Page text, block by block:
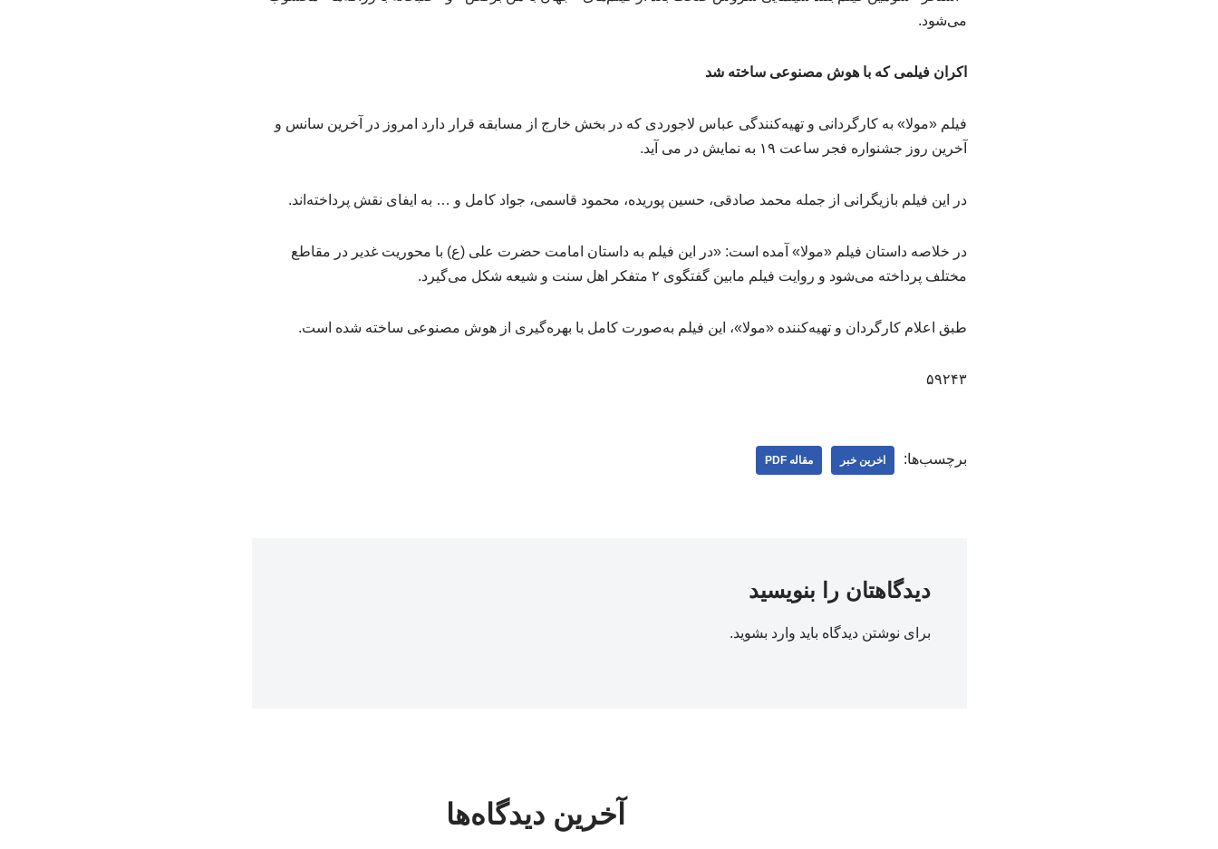
می‌شود.
اکران فیلمی که با هوش مصنوعی ساخته شد
فیلم «مولا» به کارگردانی و تهیه‌کنندگی عباس لاجوردی که در بخش خارج از مسابقه قرار دارد امروز در آخرین سانس و
آخرین روز جشنواره فجر ساعت ۱۹ به نمایش در می آید.
در این فیلم بازیگرانی از جمله محمد صادقی، حسین پوریده، محمود قاسمی، جواد کامل و … به ایفای نقش پرداخته‌اند.
در خلاصه داستان فیلم «مولا» آمده است: «در این فیلم به داستان امامت حضرت علی (ع) با محوریت غدیر در مقاطع
مختلف پرداخته می‌شود و روایت فیلم مابین گفتگوی ۲ متفکر اهل سنت و شیعه شکل می‌گیرد.
طبق اعلام کارگردان و تهیه‌کننده «مولا»، این فیلم به‌صورت کامل با بهره‌گیری از هوش مصنوعی ساخته شده است.
۵۹۲۴۳
برچسب‌ها: اخرین خبر مقاله PDF
دیدگاهتان را بنویسید
برای نوشتن دیدگاه باید وارد بشوید.
آخرین دیدگاه‌ها